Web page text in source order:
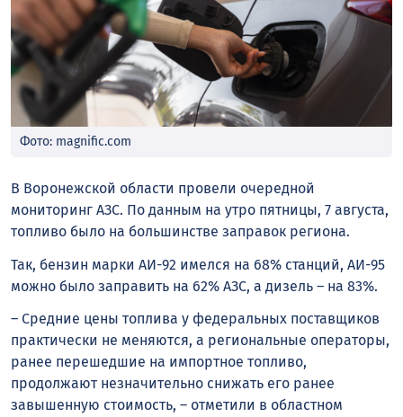
Фото: magnific.com
В Воронежской области провели очередной
мониторинг АЗС. По данным на утро пятницы, 7 августа,
топливо было на большинстве заправок региона.
Так, бензин марки АИ-92 имелся на 68% станций, АИ-95
можно было заправить на 62% АЗС, а дизель – на 83%.
– Средние цены топлива у федеральных поставщиков
практически не меняются, а региональные операторы,
ранее перешедшие на импортное топливо,
продолжают незначительно снижать его ранее
завышенную стоимость, – отметили в областном